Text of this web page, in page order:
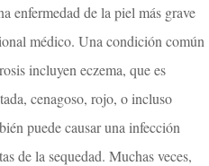
enfermedad de la piel más grave
médico. Una condición común
incluyen eczema, que es
cenagoso, rojo, o incluso
puede causar una infección
de la sequedad. Muchas veces,